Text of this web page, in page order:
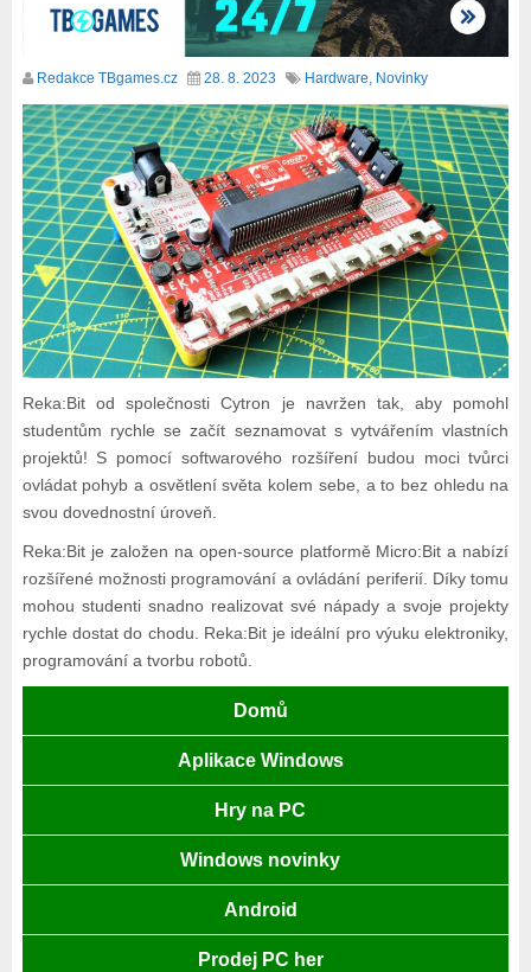
Redakce TBgames.cz 28. 8. 2023 Hardware, Novinky
Reka:Bit od společnosti Cytron je navržen tak, aby pomohl
studentům rychle se začít seznamovat s vytvářením vlastních
projektů! S pomocí softwarového rozšíření budou moci tvůrci
ovládat pohyb a osvětlení světa kolem sebe, a to bez ohledu na
svou dovednostní úroveň.
Reka:Bit je založen na open-source platformě Micro:Bit a nabízí
rozšířené možnosti programování a ovládání periferií. Díky tomu
mohou studenti snadno realizovat své nápady a svoje projekty
rychle dostat do chodu. Reka:Bit je ideální pro výuku elektroniky,
programování a tvorbu robotů.
Domů
Aplikace Windows
Hry na PC
Windows novinky
Android
Prodej PC her